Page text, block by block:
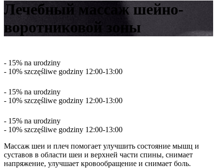
Лечебный массаж шейно-
воротниковой зоны
- 15% na urodziny
- 10% szczęśliwe godziny 12:00-13:00
- 15% na urodziny
- 10% szczęśliwe godziny 12:00-13:00
- 15% na urodziny
- 10% szczęśliwe godziny 12:00-13:00
Массаж шеи и плеч помогает улучшить состояние мышц и
суставов в области шеи и верхней части спины, снимает
напряжение, улучшает кровообращение и снимает боль.